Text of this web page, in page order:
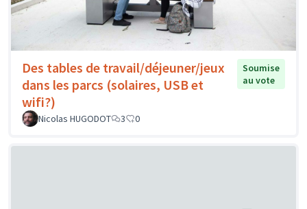
Des tables de travail/déjeuner/jeux
dans les parcs (solaires, USB et
wifi?)
Soumise
au vote
Nicolas HUGODOT 3 0